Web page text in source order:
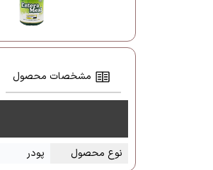
مشخصات محصول
نوع محصول پودر